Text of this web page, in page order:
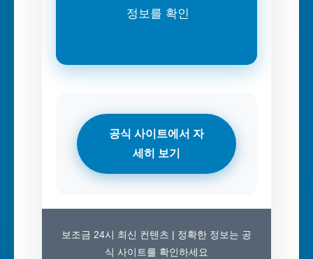
정보를 확인
공식 사이트에서 자
세히 보기
보조금 24시 최신 컨텐츠 | 정확한 정보는 공
식 사이트를 확인하세요